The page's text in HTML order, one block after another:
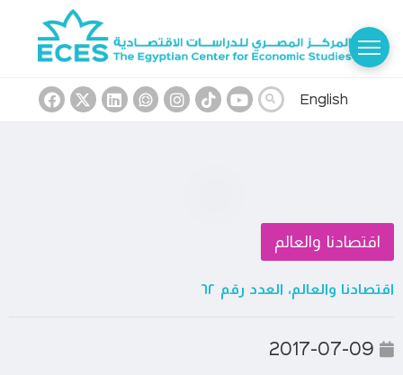
English
اقتصادنا والعالم
اقتصادنا والعالم، العدد رقم ٦٢